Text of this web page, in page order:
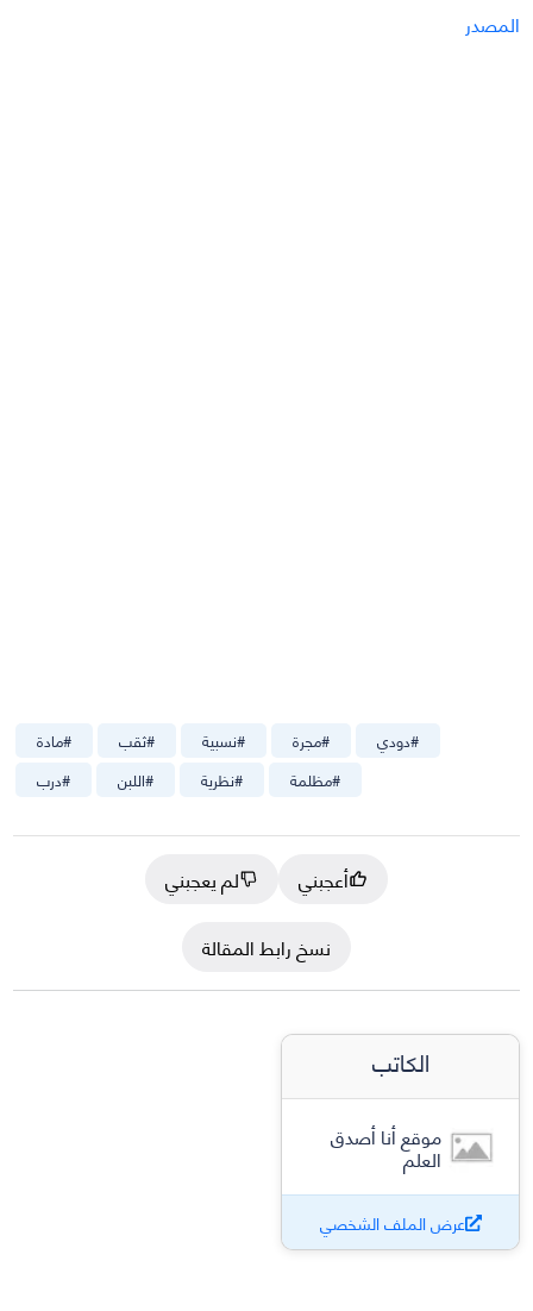
المصدر
#مادة #ثقب #نسبية #مجرة #دودي
#درب #اللبن #نظرية #مظلمة
أعجبني
لم يعجبني
نسخ رابط المقالة
الكاتب
موقع أنا أصدق
العلم
عرض الملف الشخصي